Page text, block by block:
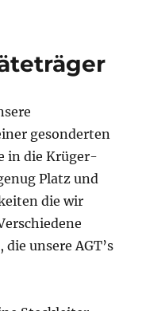
gesonderten
in die Krüger-
Platz und
die wir
unsere AGT’s